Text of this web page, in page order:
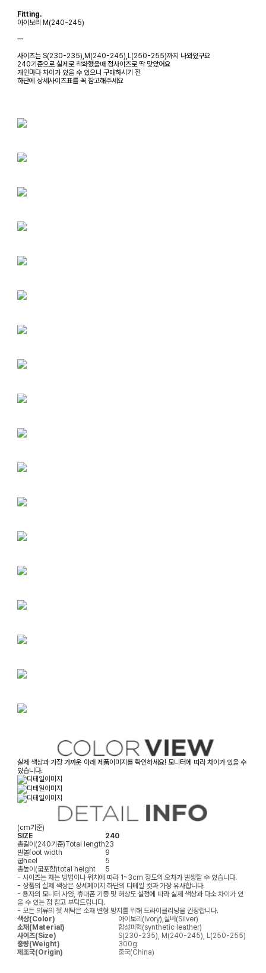
Fitting.
아이보리 M(240-245)
ㅡ
사이즈는 S(230-235),M(240-245),L(250-255)까지 나와있구요
240기준으로 실제로 착화했을때 정사이즈로 딱 맞았어요
개인마다 차이가 있을 수 있으니 구매하시기 전
하단에 상세사이즈표를 꼭 참고해주세요
실제 색상과 가장 가까운 아래 제품이미지를 확인하세요! 모니터에 따라 차이가 있을 수
있습니다.
(cm기준)
SIZE
240
총길이(240기준)Total length23
발볼foot width
9
굽heel
5
총높이(굽포함)total height
5
- 사이즈는 재는 방법이나 위치에 따라 1~3cm 정도의 오차가 발생할 수 있습니다.
- 상품의 실제 색상은 상세페이지 하단의 디테일 컷과 가장 유사합니다.
- 용자의 모니터 사양, 휴대폰 기종 및 해상도 설정에 따라 실제 색상과 다소 차이가 있
을 수 있는 점 참고 부탁드립니다.
- 모든 의류의 첫 세탁은 소재 변형 방지를 위해 드라이클리닝을 권장합니다.
색상(Color)
아이보리(Ivory),실버(Silver)
소재(Material)
합성피혁(synthetic leather)
사이즈(Size)
S(230-235), M(240-245), L(250-255)
중량(Weight)
300g
제조국(Origin)
중국(China)